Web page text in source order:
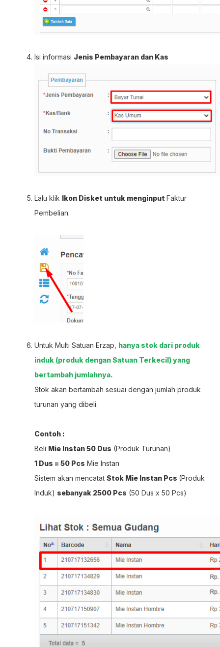
Isi informasi Jenis Pembayaran dan Kas
Lalu klik Ikon Disket untuk menginput Faktur
Pembelian.
Untuk Multi Satuan Erzap, hanya stok dari produk
induk (produk dengan Satuan Terkecil) yang
bertambah jumlahnya.
Stok akan bertambah sesuai dengan jumlah produk
turunan yang dibeli.
Contoh :
Beli Mie Instan 50 Dus (Produk Turunan)
1 Dus = 50 Pcs Mie Instan
Sistem akan mencatat Stok Mie Instan Pcs (Produk
Induk) sebanyak 2500 Pcs (50 Dus x 50 Pcs)